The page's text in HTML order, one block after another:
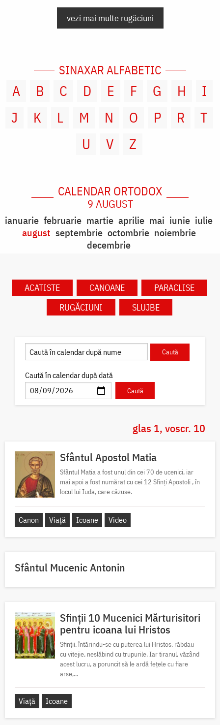
vezi mai multe rugăciuni
SINAXAR ALFABETIC
A B C D E F G H
I
J
K L M N O P R
T
U
V Z
CALENDAR ORTODOX
9 AUGUST
ianuarie februarie martie aprilie mai iunie iulie
august septembrie octombrie noiembrie
decembrie
ACATISTE CANOANE
PARACLISE
RUGĂCIUNI
SLUJBE
Caută în calendar după dată
glas 1, voscr. 10
Sfântul Apostol Matia
Sfântul Matia a fost unul din cei 70 de ucenici, iar
mai apoi a fost numărat cu cei 12 Sfinți Apostoli , în
locul lui Iuda, care căzuse.
Canon Viață Icoane Video
Sfântul Mucenic Antonin
Sfinții 10 Mucenici Mărturisitori
pentru icoana lui Hristos
Sfinții, întărindu-se cu puterea lui Hristos, răbdau
cu vitejie, neslăbind cu trupurile. Iar tiranul, văzând
acest lucru, a poruncit să le ardă fețele cu fiare
arse,...
Viață Icoane